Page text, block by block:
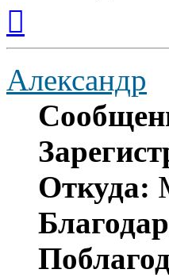
началу
Александр
Откуда: